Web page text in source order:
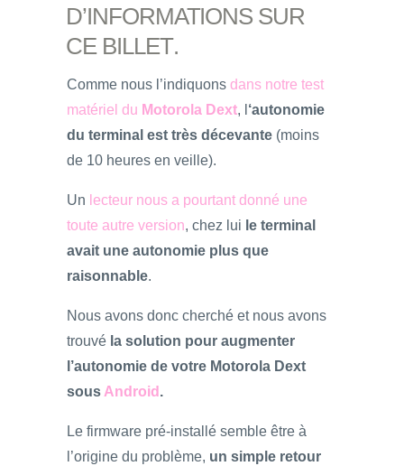
D’INFORMATIONS SUR
CE BILLET.
Comme nous l’indiquons dans notre test
matériel du Motorola Dext, l ‘autonomie
du terminal est très décevante (moins
de 10 heures en veille).
Un lecteur nous a pourtant donné une
toute autre version, chez lui le terminal
avait une autonomie plus que
raisonnable.
Nous avons donc cherché et nous avons
trouvé la solution pour augmenter
l’autonomie de votre Motorola Dext
sous Android .
Le firmware pré-installé semble être à
l’origine du problème, un simple retour